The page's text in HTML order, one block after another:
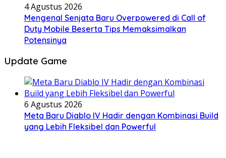
4 Agustus 2026
Mengenal Senjata Baru Overpowered di Call of
Duty Mobile Beserta Tips Memaksimalkan
Potensinya
Update Game
6 Agustus 2026
Meta Baru Diablo IV Hadir dengan Kombinasi Build
yang Lebih Fleksibel dan Powerful